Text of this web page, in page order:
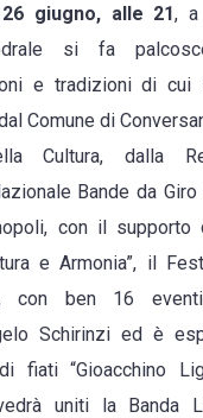
26 giugno, alle 21, a
si fa
e tradizioni di cui
Comune di
Cultura, dalla
Bande da
con il supporto
e Armonia”, il
con ben 16
Schirinzi ed è
fiati “Gioacchino
uniti la Banda